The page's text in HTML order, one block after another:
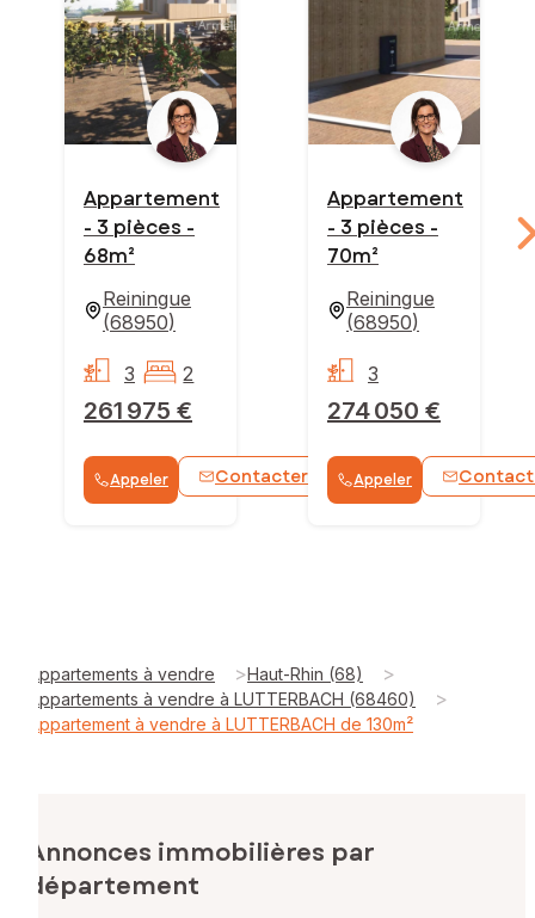
Appartement
- 3 pièces -
68m²
Reiningue
(68950)
261 975 €
3 2
Appeler Contacter WhatsApp
Appartement
- 3 pièces -
70m²
Reiningue
(68950)
274 050 €
3
Appeler
Appartements à vendre >Haut-Rhin (68) >
Appartements à vendre à LUTTERBACH (68460) >
Appartement à vendre à LUTTERBACH de 130m²
Annonces immobilières par
département